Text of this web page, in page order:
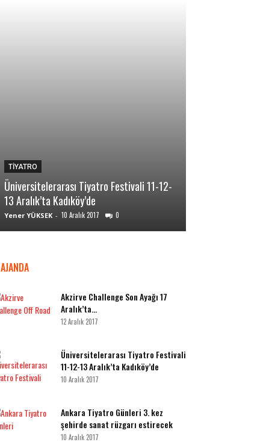
TİYATRO
Üniversitelerarası Tiyatro Festivali 11-12-
13 Aralık’ta Kadıköy’de
Yener YÜKSEK - 10 Aralık 2017 0
AJANDA
Akzirve Challenge Son Ayağı 17
Aralık’ta…
12 Aralık 2017
Üniversitelerarası Tiyatro Festivali
11-12-13 Aralık’ta Kadıköy’de
10 Aralık 2017
Ankara Tiyatro Günleri 3. kez
şehirde sanat rüzgarı estirecek
10 Aralık 2017